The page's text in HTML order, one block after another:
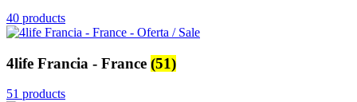
40 products
4life Francia - France (51)
51 products